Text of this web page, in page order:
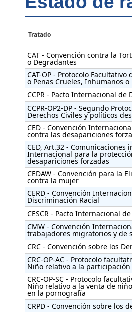
Tratado
CAT - Convención contra la
o Degradantes
CAT-OP - Protocolo
o Penas Crueles, Inhumanos
CCPR - Pacto Internacional de
CCPR-OP2-DP - Segundo
Derechos Civiles y políticos
CED - Convención
contra las desapariciones
CED, Art.32 -
Internacional para la
desapariciones forzadas
CEDAW - Convención para la
contra la mujer
CERD - Convención
Discriminación Racial
CESCR - Pacto Internacional
CMW - Convención
trabajadores migratorios y de
CRC - Convención sobre los
CRC-OP-AC - Protocolo
Niño relativo a la
CRC-OP-SC - Protocolo
Niño relativo a la venta de
en la pornografía
CRPD - Convención sobre los